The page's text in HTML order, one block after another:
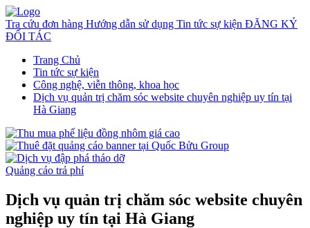
Tra cứu đơn hàng Hướng dẫn sử dụng Tin tức sự kiện ĐĂNG KÝ
ĐỐI TÁC
Trang Chủ
Tin tức sự kiện
Công nghệ, viễn thông, khoa học
Dịch vụ quản trị chăm sóc website chuyên nghiệp uy tín tại
Hà Giang
Quảng cáo trả phí
Dịch vụ quản trị chăm sóc website chuyên
nghiệp uy tín tại Hà Giang